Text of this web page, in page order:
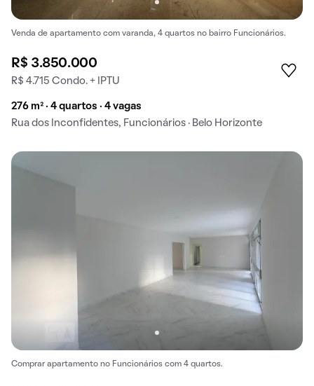
Venda de apartamento com varanda, 4 quartos no bairro Funcionários.
R$ 3.850.000
R$ 4.715 Condo. + IPTU
276 m² · 4 quartos · 4 vagas
Rua dos Inconfidentes, Funcionários · Belo Horizonte
Comprar apartamento no Funcionários com 4 quartos.